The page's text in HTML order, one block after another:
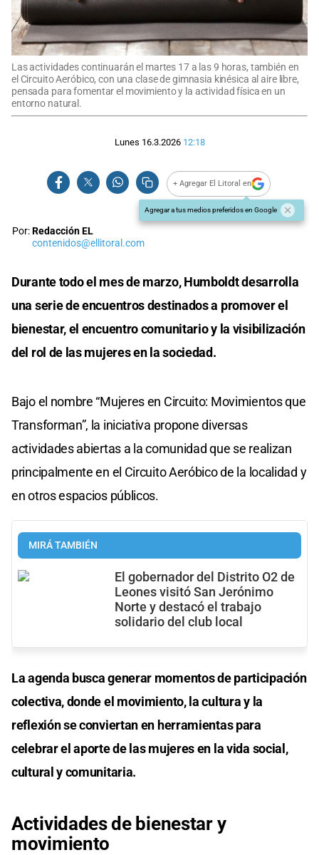
Las actividades continuarán el martes 17 a las 9 horas, también en
el Circuito Aeróbico, con una clase de gimnasia kinésica al aire libre,
pensada para fomentar el movimiento y la actividad física en un
entorno natural.
Lunes 16.3.2026 12:18
+ Agregar El Litoral en
Agregar a tus medios preferidos en Google
Por:Redacción EL
contenidos@ellitoral.com
Durante todo el mes de marzo, Humboldt desarrolla
una serie de encuentros destinados a promover el
bienestar, el encuentro comunitario y la visibilización
del rol de las mujeres en la sociedad.
Bajo el nombre “Mujeres en Circuito: Movimientos que
Transforman”, la iniciativa propone diversas
actividades abiertas a la comunidad que se realizan
principalmente en el Circuito Aeróbico de la localidad y
en otros espacios públicos.
MIRÁ TAMBIÉN
El gobernador del Distrito O2 de
Leones visitó San Jerónimo
Norte y destacó el trabajo
solidario del club local
La agenda busca generar momentos de participación
colectiva, donde el movimiento, la cultura y la
reflexión se conviertan en herramientas para
celebrar el aporte de las mujeres en la vida social,
cultural y comunitaria.
Actividades de bienestar y
movimiento